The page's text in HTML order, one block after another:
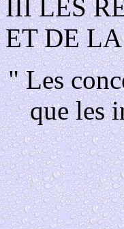
III LES
ET DE
" Les
que les